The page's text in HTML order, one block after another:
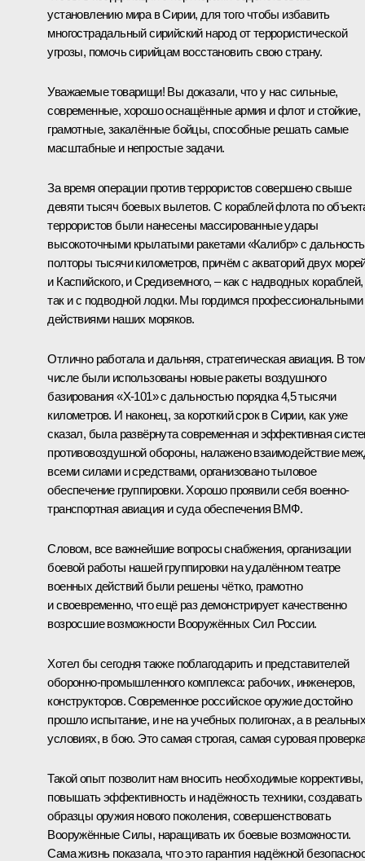
установлению мира в Сирии, для того чтобы избавить
многострадальный сирийский народ от террористической
угрозы, помочь сирийцам восстановить свою страну.
Уважаемые товарищи! Вы доказали, что у нас сильные,
современные, хорошо оснащённые армия и флот и стойкие,
грамотные, закалённые бойцы, способные решать самые
масштабные и непростые задачи.
За время операции против террористов совершено свыше
девяти тысяч боевых вылетов. С кораблей флота по
террористов были нанесены массированные удары
высокоточными крылатыми ракетами «Калибр» с
полторы тысячи километров, причём с акваторий двух
и Каспийского, и Средиземного, – как с надводных кораблей,
так и с подводной лодки. Мы гордимся профессиональными
действиями наших моряков.
Отлично работала и дальняя, стратегическая авиация. В
числе были использованы новые ракеты воздушного
базирования «Х-101» с дальностью порядка 4,5 тысячи
километров. И наконец, за короткий срок в Сирии, как уже
сказал, была развёрнута современная и эффективная
противовоздушной обороны, налажено взаимодействие
всеми силами и средствами, организовано тыловое
обеспечение группировки. Хорошо проявили себя военно-
транспортная авиация и суда обеспечения ВМФ.
Словом, все важнейшие вопросы снабжения, организации
боевой работы нашей группировки на удалённом театре
военных действий были решены чётко, грамотно
и своевременно, что ещё раз демонстрирует качественно
возросшие возможности Вооружённых Сил России.
Хотел бы сегодня также поблагодарить и представителей
оборонно-промышленного комплекса: рабочих, инженеров,
конструкторов. Современное российское оружие достойно
прошло испытание, и не на учебных полигонах, а в
условиях, в бою. Это самая строгая, самая суровая
Такой опыт позволит нам вносить необходимые коррективы,
повышать эффективность и надёжность техники, создавать
образцы оружия нового поколения, совершенствовать
Вооружённые Силы, наращивать их боевые возможности.
Сама жизнь показала, что это гарантия надёжной